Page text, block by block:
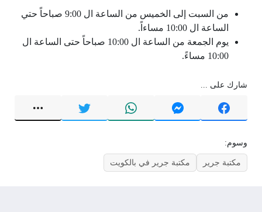
من السبت إلى الخميس من الساعة ال 9:00 صباحاً حتي
الساعة ال 10:00 مساءاً.
يوم الجمعة من الساعة ال 10:00 صباحاً حتى الساعة ال
10:00 مساءً.
شارك على ...
وسوم:
مكتبة جرير مكتبة جرير في بالكويت